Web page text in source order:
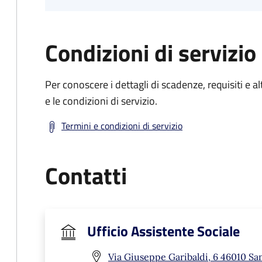
Condizioni di servizio
Per conoscere i dettagli di scadenze, requisiti e
e le condizioni di servizio.
Termini e condizioni di servizio
Contatti
Ufficio Assistente Sociale
Via Giuseppe Garibaldi, 6 46010